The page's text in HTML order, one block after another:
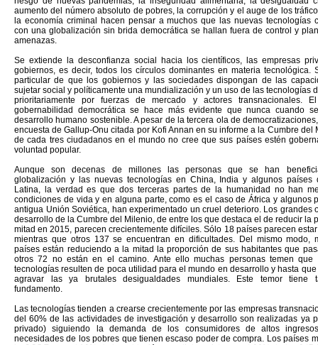
aumento del número absoluto de pobres, la corrupción y el auge de los
la economía criminal hacen pensar a muchos que las nuevas tecnologías
con una globalización sin brida democrática se hallan fuera de control y
amenazas.
Se extiende la desconfianza social hacia los científicos, las empresas
gobiernos, es decir, todos los círculos dominantes en materia tecnológica.
particular de que los gobiernos y las sociedades dispongan de las
sujetar social y políticamente una mundialización y un uso de las tecnologías
prioritariamente por fuerzas de mercado y actores transnacionales.
gobernabilidad democrática se hace más evidente que nunca cuando
desarrollo humano sostenible. A pesar de la tercera ola de
encuesta de Gallup-Onu citada por Kofi Annan en su informe a la Cumbre del
de cada tres ciudadanos en el mundo no cree que sus países estén
voluntad popular.
Aunque son decenas de millones las personas que se han
globalización y las nuevas tecnologías en China, India y algunos países
Latina, la verdad es que dos terceras partes de la humanidad no han
condiciones de vida y en alguna parte, como es el caso de África y algunos
antigua Unión Soviética, han experimentado un cruel deterioro. Los grandes
desarrollo de la Cumbre del Milenio, de entre los que destaca el de reducir la
mitad en 2015, parecen crecientemente difíciles. Sólo 18 países parecen
mientras que otros 137 se encuentran en dificultades. Del mismo modo,
países están reduciendo a la mitad la proporción de sus habitantes que
otros 72 no están en el camino. Ante ello muchas personas temen que
tecnologías resulten de poca utilidad para el mundo en desarrollo y hasta
agravar las ya brutales desigualdades mundiales. Este temor tiene
fundamento.
Las tecnologías tienden a crearse crecientemente por las empresas
del 60% de las actividades de investigación y desarrollo son realizadas ya
privado) siguiendo la demanda de los consumidores de altos
necesidades de los pobres que tienen escaso poder de compra. Los países